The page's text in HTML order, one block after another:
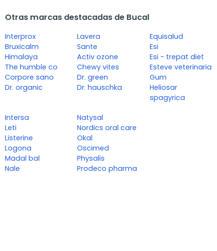
Otras marcas destacadas de Bucal
Interprox
Bruxicalm
Himalaya
The humble co
Corpore sano
Dr. organic
Lavera
Sante
Activ ozone
Chewy vites
Dr. green
Dr. hauschka
Equisalud
Esi
Esi - trepat diet
Esteve veterinaria
Gum
Heliosar
spagyrica
Intersa
Leti
Listerine
Logona
Madal bal
Nale
Natysal
Nordics oral care
Okal
Oscimed
Physalis
Prodeco pharma